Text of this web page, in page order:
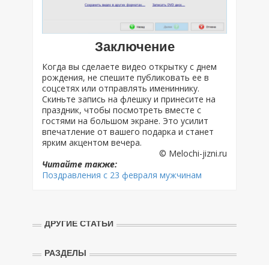
Заключение
Когда вы сделаете видео открытку с днем
рождения, не спешите публиковать ее в
соцсетях или отправлять имениннику.
Скиньте запись на флешку и принесите на
праздник, чтобы посмотреть вместе с
гостями на большом экране. Это усилит
впечатление от вашего подарка и станет
ярким акцентом вечера.
© Melochi-jizni.ru
Читайте также:
Поздравления с 23 февраля мужчинам
ДРУГИЕ СТАТЬИ
РАЗДЕЛЫ